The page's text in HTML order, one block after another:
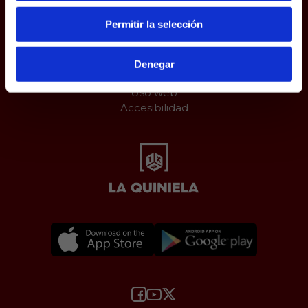
Permitir la selección
Denegar
Juego responsable
Aviso Legal
Política de Cookies
Uso web
Accesibilidad